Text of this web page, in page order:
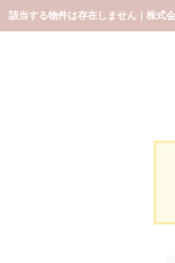
該当する物件は存在しません｜株式